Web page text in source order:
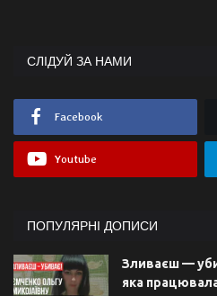
СЛІДУЙ ЗА НАМИ
Facebook
Youtube
ПОПУЛЯРНІ ДОПИСИ
Зливаєш —
яка